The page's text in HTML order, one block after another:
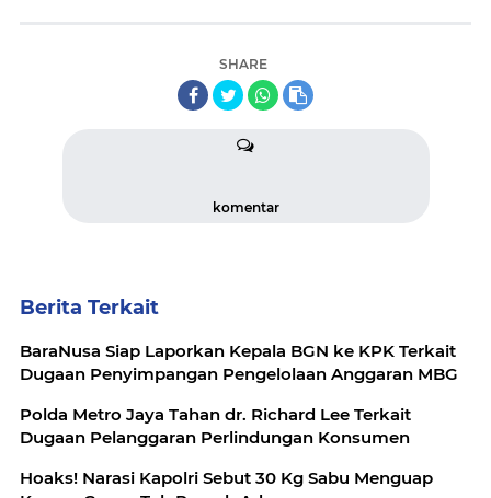
SHARE
komentar
Berita Terkait
BaraNusa Siap Laporkan Kepala BGN ke KPK Terkait
Dugaan Penyimpangan Pengelolaan Anggaran MBG
Polda Metro Jaya Tahan dr. Richard Lee Terkait
Dugaan Pelanggaran Perlindungan Konsumen
Hoaks! Narasi Kapolri Sebut 30 Kg Sabu Menguap